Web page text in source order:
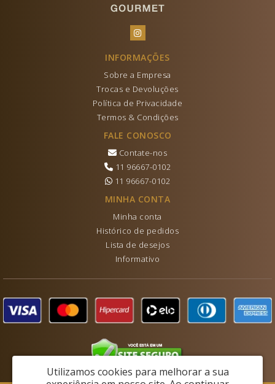
INFORMAÇÕES
Sobre a Empresa
Trocas e Devoluções
Política de Privacidade
Termos & Condições
FALE CONOSCO
Contate-nos
11 96667-0102
11 96667-0102
MINHA CONTA
Minha conta
Histórico de pedidos
Lista de desejos
Informativo
Utilizamos cookies para melhorar a sua